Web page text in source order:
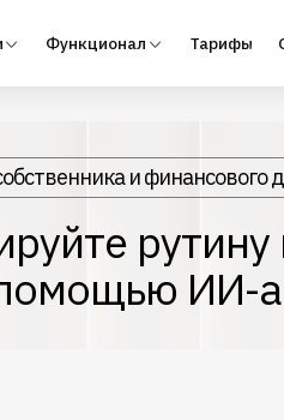
Обучение
Тарифы
Функционал
и финансового
ИИ-